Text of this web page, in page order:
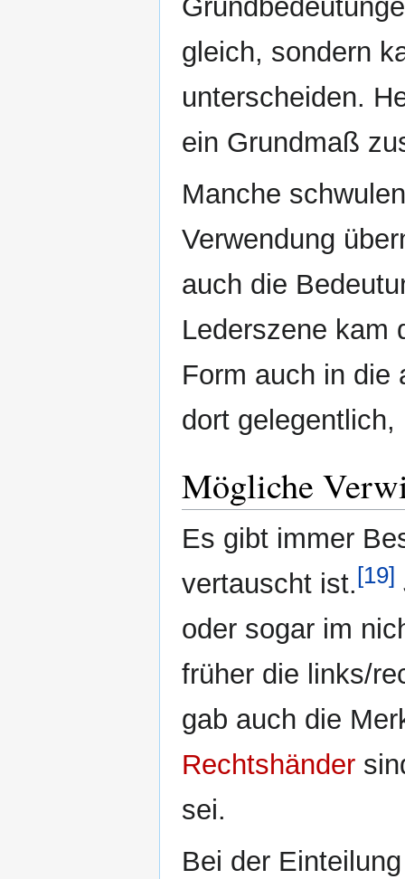
gleich, sondern
unterscheiden.
ein Grundmaß
Manche
Verwendung
auch die
Lederszene kam
Form auch in die
dort
Mögliche
Es gibt immer
vertauscht ist.[19]
oder sogar im
früher die links/
gab auch die
Rechtshänder
sei.
Bei der